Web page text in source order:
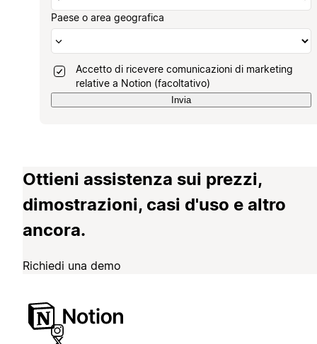
Paese o area geografica
Accetto di ricevere comunicazioni di marketing
relative a Notion (facoltativo)
Invia
Ottieni assistenza sui prezzi,
dimostrazioni, casi d'uso e altro
ancora.
Richiedi una demo